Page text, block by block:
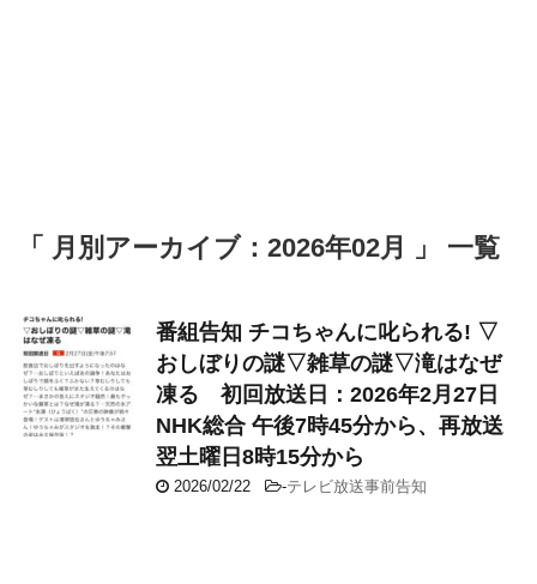
「 月別アーカイブ：2026年02月 」 一覧
番組告知 チコちゃんに叱られる! ▽
おしぼりの謎▽雑草の謎▽滝はなぜ
凍る 初回放送日：2026年2月27日
NHK総合 午後7時45分から、再放送
翌土曜日8時15分から
2026/02/22 -テレビ放送事前告知